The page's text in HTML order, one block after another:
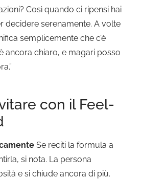
Così quando ci ripensi hai
decidere serenamente. A volte
semplicemente che c’è
ancora chiaro, e magari posso
con il Feel-
Se reciti la formula a
si nota. La persona
e si chiude ancora di più.